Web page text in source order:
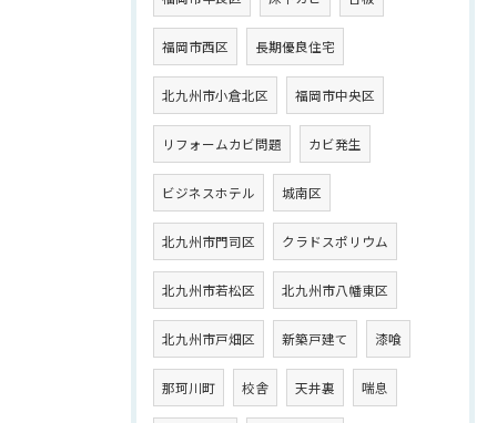
福岡市西区 長期優良住宅
北九州市小倉北区 福岡市中央区
リフォームカビ問題 カビ発生
ビジネスホテル 城南区
北九州市門司区 クラドスポリウム
北九州市若松区 北九州市八幡東区
北九州市戸畑区 新築戸建て 漆喰
那珂川町 校舎 天井裏 喘息